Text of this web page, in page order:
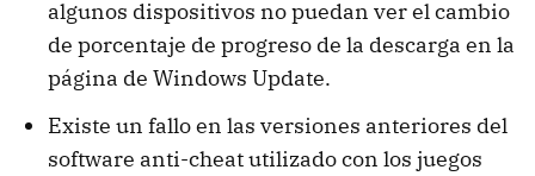
algunos dispositivos no puedan ver el cambio
de porcentaje de progreso de la descarga en la
página de Windows Update.
Existe un fallo en las versiones anteriores del
software anti-cheat utilizado con los juegos